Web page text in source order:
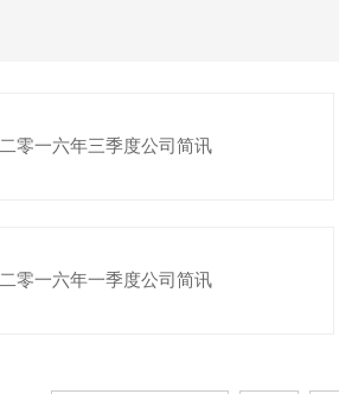
二零一六年三季度公司简讯
二零一六年一季度公司简讯